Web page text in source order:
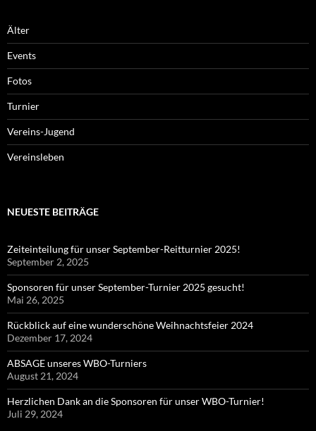
Älter
Events
Fotos
Turnier
Vereins-Jugend
Vereinsleben
NEUESTE BEITRÄGE
Zeiteinteilung für unser September-Reitturnier 2025!
September 2, 2025
Sponsoren für unser September-Turnier 2025 gesucht!
Mai 26, 2025
Rückblick auf eine wunderschöne Weihnachtsfeier 2024
Dezember 17, 2024
ABSAGE unseres WBO-Turniers
August 21, 2024
Herzlichen Dank an die Sponsoren für unser WBO-Turnier!
Juli 29, 2024